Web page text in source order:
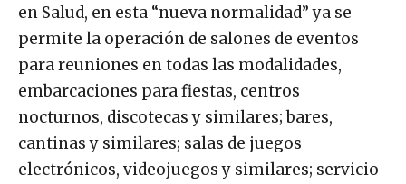
en Salud, en esta “nueva normalidad” ya se
permite la operación de salones de eventos
para reuniones en todas las modalidades,
embarcaciones para fiestas, centros
nocturnos, discotecas y similares; bares,
cantinas y similares; salas de juegos
electrónicos, videojuegos y similares; servicio